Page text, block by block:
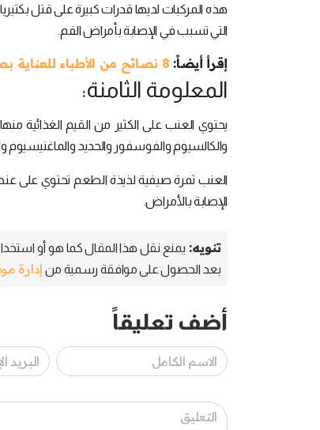
هذه المركبات لديها قدرات كبيرة على قتل
التي تسبب في الإصابة بأمراض الفم.
إقرأ أيضاً: 8 نصائح من الأطباء للعناية بصحة الأسنان
المعلومة الثامنة:
والكالسيوم والفوسفور والحديد والماغنيسيوم
العنب ثمرة صيفية لذيذة الطعم تحتوي على
الإصابة بالأمراض.
تنويه: يمنع نقل هذا المقال كما هو أو
بعد الحصول على موافقة رسمية من إدارة
أضف تعليقاً